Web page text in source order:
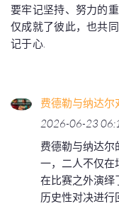
要牢记坚持、努力的
仅成就了彼此，也共
记于心.
费德勒与纳达尔
2026-06-23
费德勒与纳达尔
一，二人不仅在
在比赛之外演绎
历史性对决进行